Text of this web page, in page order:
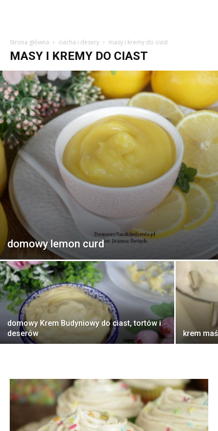
Strona główna ciacha i desery masy i kremy do ciast
MASY I KREMY DO CIAST
domowy lemon curd
domowy Krem Budyniowy do ciast, tortów i
deserów
krem